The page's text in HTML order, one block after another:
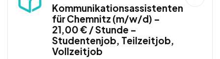
Kommunikationsassistenten
für Chemnitz (m/w/d) –
21,00 € / Stunde –
Studentenjob, Teilzeitjob,
Vollzeitjob